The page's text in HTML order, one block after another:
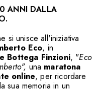
ANNI DALLA
si unisce all'iniziativa
Eco, in
Bottega Finzioni, "Eco
una maratona
online, per ricordare
sua memoria in un